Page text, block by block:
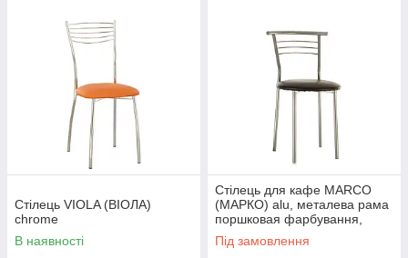
Стілець VIOLA (ВІОЛА)
chrome
В наявності
Стілець для кафе MARCO
(МАРКО) alu, металева рама
поршковая фарбування,
м'яке сидіння кожзам
Під замовлення